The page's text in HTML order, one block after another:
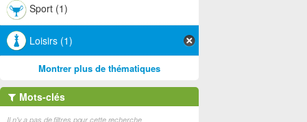
Sport (1)
Loisirs (1)
Montrer plus de thématiques
Mots-clés
Il n'y a pas de filtres pour cette recherche